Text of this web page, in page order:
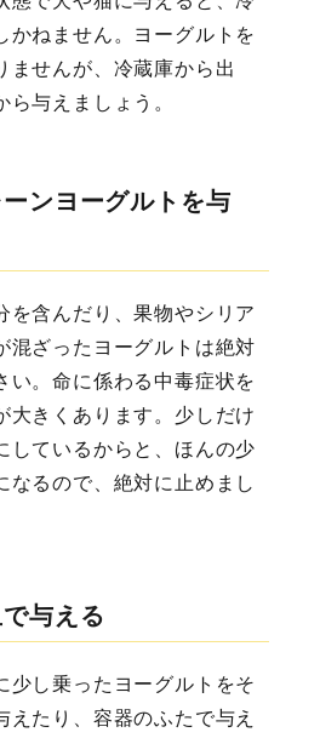
かねません。ヨーグルトを
ませんが、冷蔵庫から出
与えましょう。
ンヨーグルトを与
を含んだり、果物やシリア
混ざったヨーグルトは絶対
い。命に係わる中毒症状を
大きくあります。少しだけ
しているからと、ほんの少
なるので、絶対に止めまし
与える
少し乗ったヨーグルトをそ
えたり、容器のふたで与え